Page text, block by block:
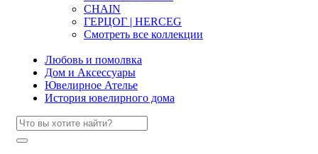
CHAIN
ГЕРЦОГ | HERCEG
Смотреть все коллекции
Любовь и помолвка
Дом и Аксессуары
Ювелирное Ателье
История ювелирного дома